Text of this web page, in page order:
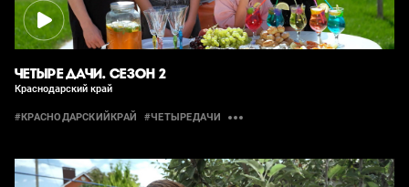
ЧЕТЫРЕ ДАЧИ. СЕЗОН 2
Краснодарский край
#КРАСНОДАРСКИЙКРАЙ #ЧЕТЫРЕДАЧИ